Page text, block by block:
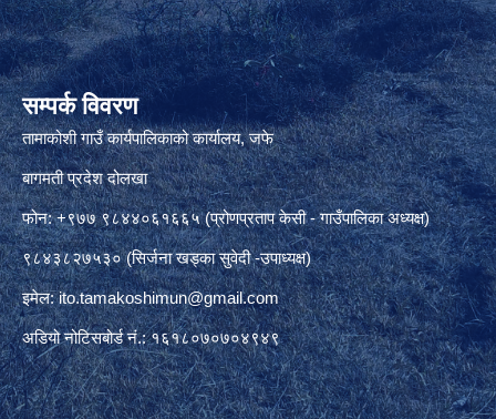
सम्पर्क विवरण
तामाकोशी गाउँ कार्यपालिकाको कार्यालय, जफे
बागमती प्रदेश दोलखा
फोन: +९७७ ९८४४०६१६६५ (प्रोणप्रताप केसी - गाउँपालिका अध्यक्ष)
९८४३८२७५३० (सिर्जना खड्का सुवेदी -उपाध्यक्ष)
इमेल:ito.tamakoshimun@gmail.com
अडियो नोटिसबोर्ड नं.: १६१८०७०७०४९४९